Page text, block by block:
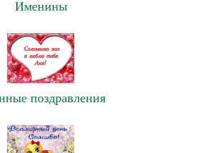
Именины
поздравления